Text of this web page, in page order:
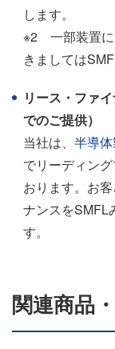
します。
※2 一部装置に
きましては
リース・ファ
でのご提供）
当社は、 半導
でリーディン
おります。お
ナンスをSMFL
す。
関連商品